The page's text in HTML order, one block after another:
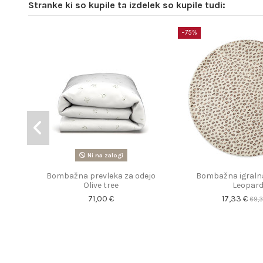
Stranke ki so kupile ta izdelek so kupile tudi:
Ni na zalogi
Bombažna prevleka za odejo
Olive tree
71,00 €
−75%
Bombažna
Leopard
17,33 €